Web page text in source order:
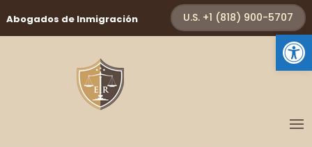
Abrir
Abogados de Inmigración U.S. +1 (818) 900-5707